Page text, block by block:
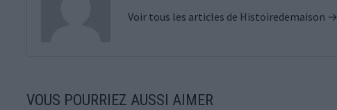
Voir tous les articles de Histoiredemaison →
VOUS POURRIEZ AUSSI AIMER